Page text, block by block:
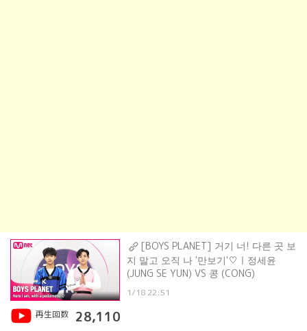
[BOYS PLANET] 거기 너! 다른 곳 보
지 말고 오직 나 '만보기'♡ㅣ정세윤
(JUNG SE YUN) VS 콩 (CONG)
1/18 22:51
再生回数
28,110